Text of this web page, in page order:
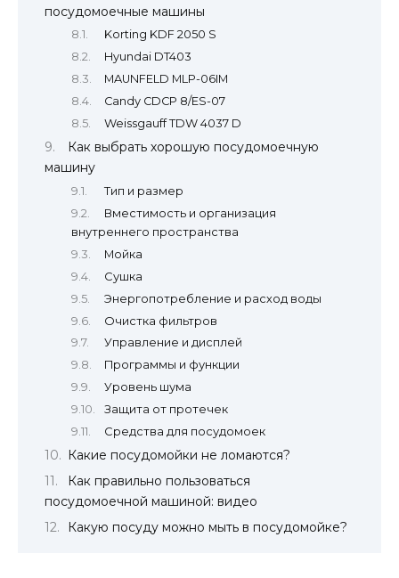
посудомоечные машины
Korting KDF 2050 S
Hyundai DT403
MAUNFELD MLP-06IM
Candy CDCP 8/ES-07
Weissgauff TDW 4037 D
Как выбрать хорошую посудомоечную
машину
Тип и размер
Вместимость и организация
внутреннего пространства
Мойка
Сушка
Энергопотребление и расход воды
Очистка фильтров
Управление и дисплей
Программы и функции
Уровень шума
Защита от протечек
Средства для посудомоек
Какие посудомойки не ломаются?
Как правильно пользоваться
посудомоечной машиной: видео
Какую посуду можно мыть в посудомойке?